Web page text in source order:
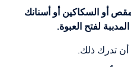
أو السكاكين أو أسنانك
لفتح العبوة.
أن تدرك ذلك.